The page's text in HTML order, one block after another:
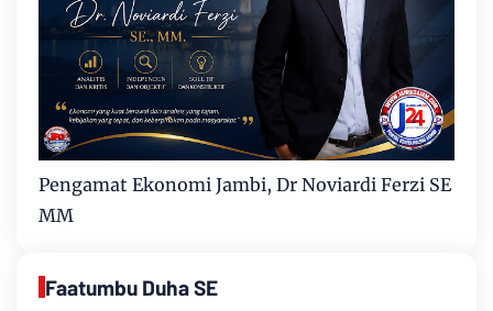
Pengamat Ekonomi Jambi, Dr Noviardi Ferzi SE
MM
Faatumbu Duha SE